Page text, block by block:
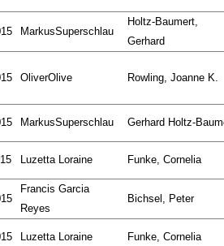
MarkusSuperschlau
Holtz-Baumert,
Gerhard
OliverOlive Rowling, Joanne K.
MarkusSuperschlau Gerhard Holtz-
Luzetta Loraine Funke, Cornelia
Francis Garcia
Reyes
Bichsel, Peter
Luzetta Loraine Funke, Cornelia